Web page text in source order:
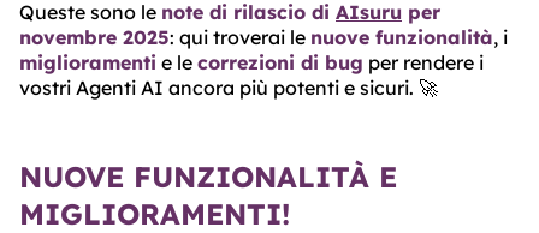
ABOUT
TRUST
CENTER
Queste sono le note di rilascio di AIsuru per
novembre 2025: qui troverai le nuove funzionalità, i
miglioramenti e le correzioni di bug per rendere i
vostri Agenti AI ancora più potenti e sicuri. 🚀
NUOVE FUNZIONALITÀ E
MIGLIORAMENTI!